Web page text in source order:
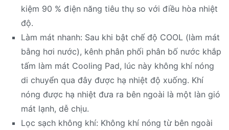
kiệm 90 % điện năng tiêu thụ so với điều hòa nhiệt
độ.
Làm mát nhanh: Sau khi bật chế độ COOL (làm mát
bằng hơi nước), kênh phân phối phân bố nước khắp
tấm làm mát Cooling Pad, lúc này không khí nóng
di chuyển qua đây được hạ nhiệt độ xuống. Khí
nóng được hạ nhiệt đưa ra bên ngoài là một làn gió
mát lạnh, dễ chịu.
Lọc sạch không khí: Không khí nóng từ bên ngoài